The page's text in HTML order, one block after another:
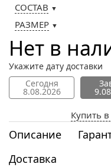
СОСТАВ ▼
РАЗМЕР ▼
Нет в
Укажите дату доставки
Сегодня
8.08.2026
Купить
Описание
Доставка